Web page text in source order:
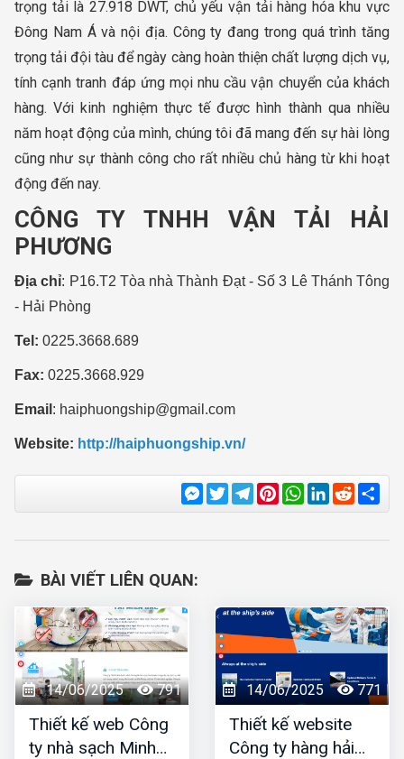
trọng tải là 27.918 DWT, chủ yếu vận tải hàng hóa khu vực
Đông Nam Á và nội địa. Công ty đang trong quá trình tăng
trọng tải đội tàu để ngày càng hoàn thiện chất lượng dịch vụ,
tính cạnh tranh đáp ứng mọi nhu cầu vận chuyển của khách
hàng. Với kinh nghiệm thực tế được hình thành qua nhiều
năm hoạt động của mình, chúng tôi đã mang đến sự hài lòng
cũng như sự thành công cho rất nhiều chủ hàng từ khi hoạt
động đến nay.
CÔNG TY TNHH VẬN TẢI HẢI
PHƯƠNG
Địa chỉ: P16.T2 Tòa nhà Thành Đạt - Số 3 Lê Thánh Tông
- Hải Phòng
Tel: 0225.3668.689
Fax: 0225.3668.929
Email : haiphuongship@gmail.com
Website: http://haiphuongship.vn/
Messenger
TwitterTelegram
Pinterest
WhatsApp
LinkedIn
Reddit
BÀI VIẾT LIÊN QUAN:
14/06/2025 791
Thiết kế web Công
ty nhà sạch Minh
14/06/2025 771
Thiết kế website
Công ty hàng hải